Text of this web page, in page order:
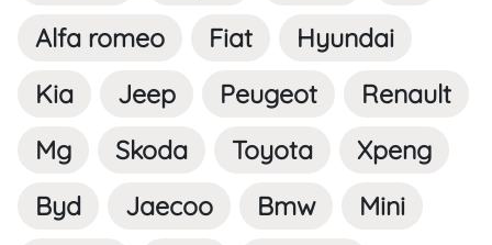
Alfa romeo
Fiat
Hyundai
Kia
Jeep Peugeot
Renault
Mg
Skoda Toyota
Xpeng
Byd
Jaecoo Bmw
Mini